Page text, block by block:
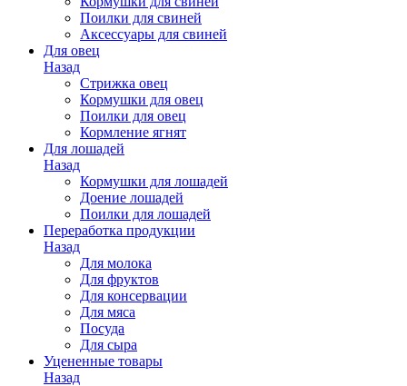
Поилки для свиней
Аксессуары для свиней
Для овец
Назад
Стрижка овец
Кормушки для овец
Поилки для овец
Кормление ягнят
Для лошадей
Назад
Кормушки для лошадей
Доение лошадей
Поилки для лошадей
Переработка продукции
Назад
Для молока
Для фруктов
Для консервации
Для мяса
Посуда
Для сыра
Уцененные товары
Назад